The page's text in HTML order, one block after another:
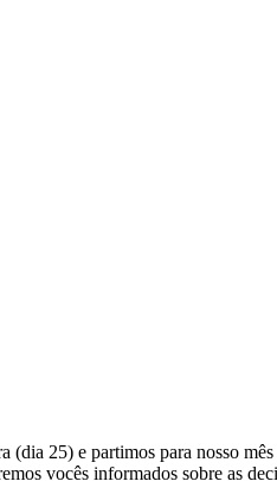
25) e partimos para nosso
vocês informados sobre as